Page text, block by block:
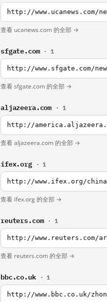
http://www.ucanews.com/
查看 ucanews.com 的全部 →
sfgate.com · 1
http://www.sfgate.com/
查看 sfgate.com 的全部 →
aljazeera.com · 1
http://
查看 aljazeera.com 的全部 →
ifex.org · 1
http://www.ifex.org/
查看 ifex.org 的全部 →
reuters.com · 1
http://www.reuters.com/
查看 reuters.com 的全部 →
bbc.co.uk · 1
http://www.bbc.co.uk/